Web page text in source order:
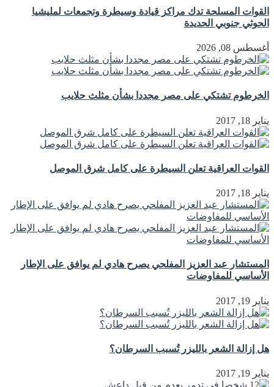
القوات المسلحة تدك مراكز قيادة وسيطرة وتجمعات لمليشيا
الحوثي جنوبي الحديدة
أغسطس 08, 2026
الخرطوم تشتكي على مصر مجددا بشأن مثلث حلايب
يناير 18, 2017
القوات العراقية تعلن السيطرة على كامل شرق الموصل
يناير 18, 2017
المستشار عبد العزيز المفلحي يصرح هادي لم يوافق على الإطار
الأساسي للمفاوضات
يناير 19, 2017
هل إزالة الشعر بالليزر تُسبب السرطان؟
يناير 19, 2017